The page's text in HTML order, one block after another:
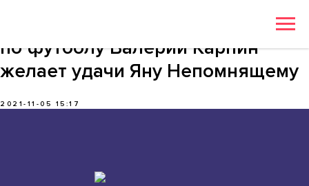
Главный тренер сборной России
по футболу Валерий Карпин
желает удачи Яну Непомнящему
2021-11-05 15:17